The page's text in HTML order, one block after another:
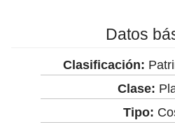
Datos
Clasificación:
Clase:
Tipo: